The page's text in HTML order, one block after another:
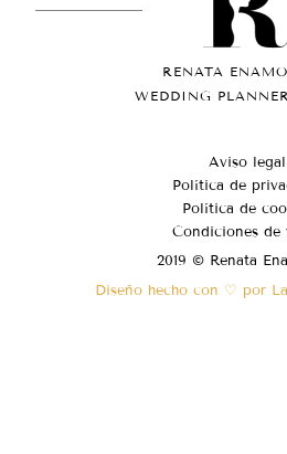
RENATA
WEDDING
Aviso legal
Política de
Política de
Condiciones de
2019 © Renata
Diseño hecho con ♡ por